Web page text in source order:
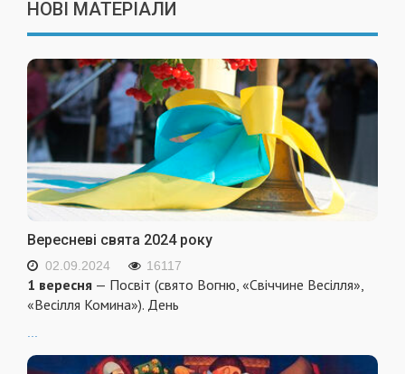
НОВІ МАТЕРІАЛИ
Вересневі свята 2024 року
02.09.2024 16117
1 вересня — Посвіт (свято Вогню, «Свіччине Весілля»,
«Весілля Комина»). День
...